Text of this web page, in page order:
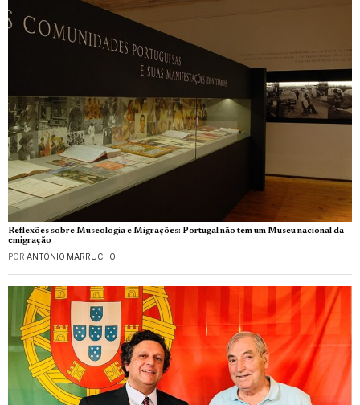
Reflexões sobre Museologia e Migrações: Portugal não tem um Museu nacional da
emigração
POR ANTÓNIO MARRUCHO